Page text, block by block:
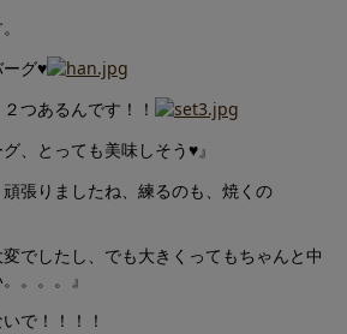
グ♥
つあるんです！！
、とっても美味しそう♥』
張りましたね、練るのも、焼くの
変でしたし、でも大きくってもちゃんと中
。。。』
で！！！！